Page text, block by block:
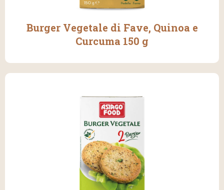
Burger Vegetale di Fave, Quinoa e
Curcuma 150 g